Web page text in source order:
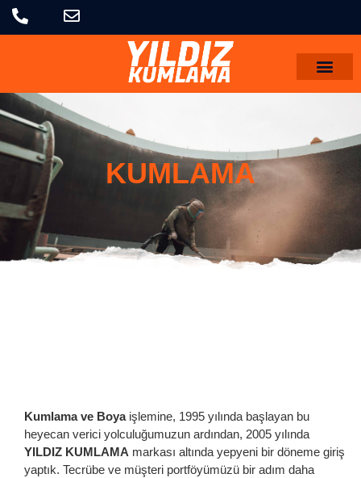
KUMLAMA
Kumlama ve Boyaişlemine, 1995 yılında başlayan bu
heyecan verici yolculuğumuzun ardından, 2005 yılında
YILDIZ KUMLAMA markası altında yepyeni bir döneme giriş
yaptık. Tecrübe ve müşteri portföyümüzü bir adım daha